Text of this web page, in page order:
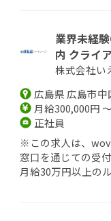
業界未経
内 クライ
株式会社い
広島県 広島市
月給300,000円
正社員
※この求人は、
窓口を通じての受
月給30万円以上の